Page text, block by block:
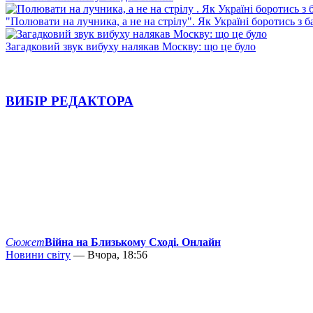
"Полювати на лучника, а не на стрілу". Як Україні боротись з
Загадковий звук вибуху налякав Москву: що це було
ВИБІР РЕДАКТОРА
СюжетВійна на Близькому Сході. Онлайн
Новини світу — Вчора, 18:56